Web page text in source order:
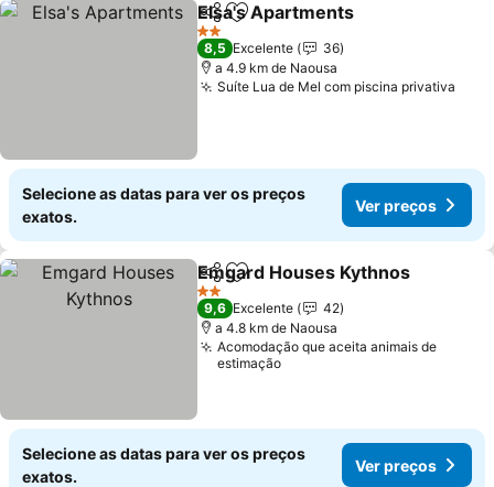
PartilharAdicionar aos favoritos
Elsa's Apartments
2 Estrelas
8,5 Excelente
36
a 4.9 km de Naousa
Suíte Lua de Mel com piscina privativa
Selecione as datas para ver os preços
exatos.
Ver preços
PartilharAdicionar aos favoritos
Emgard Houses Kythnos
2 Estrelas
9,6 Excelente
42
a 4.8 km de Naousa
Acomodação que aceita animais de
estimação
Selecione as datas para ver os preços
exatos.
Ver preços